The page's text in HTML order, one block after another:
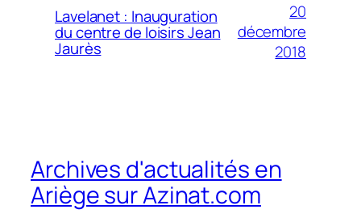
Lavelanet : Inauguration
du centre de loisirs Jean
Jaurès
20
décembre
2018
Archives d'actualités en
Ariège sur Azinat.com